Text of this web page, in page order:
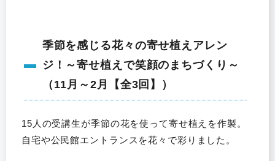
季節を感じる花々の寄せ植えアレン
ジ！～寄せ植えで笑顔のまちづくり～
（11月～2月【全3回】）
15人の受講生が季節の花を使って寄せ植えを作製。
自宅や公民館エントランスを花々で彩りました。